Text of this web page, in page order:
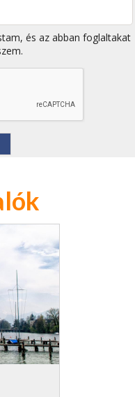
és az abban foglaltakat